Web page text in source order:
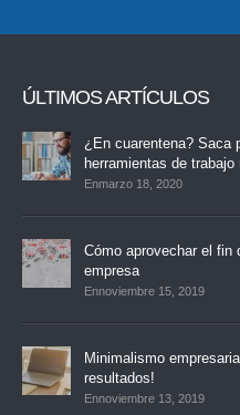
ÚLTIMOS ARTÍCULOS
¿En cuarentena? Saca
herramientas de trabajo
Enmarzo 18, 2020
Cómo aprovechar el fin
empresa
Ennoviembre 15, 2019
Minimalismo
resultados!
Ennoviembre 13, 2019